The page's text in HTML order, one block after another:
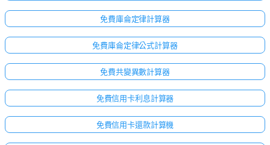
免費庫侖定律計算器
免費庫侖定律公式計算器
免費共變異數計算器
免費信用卡利息計算器
免費信用卡還款計算機